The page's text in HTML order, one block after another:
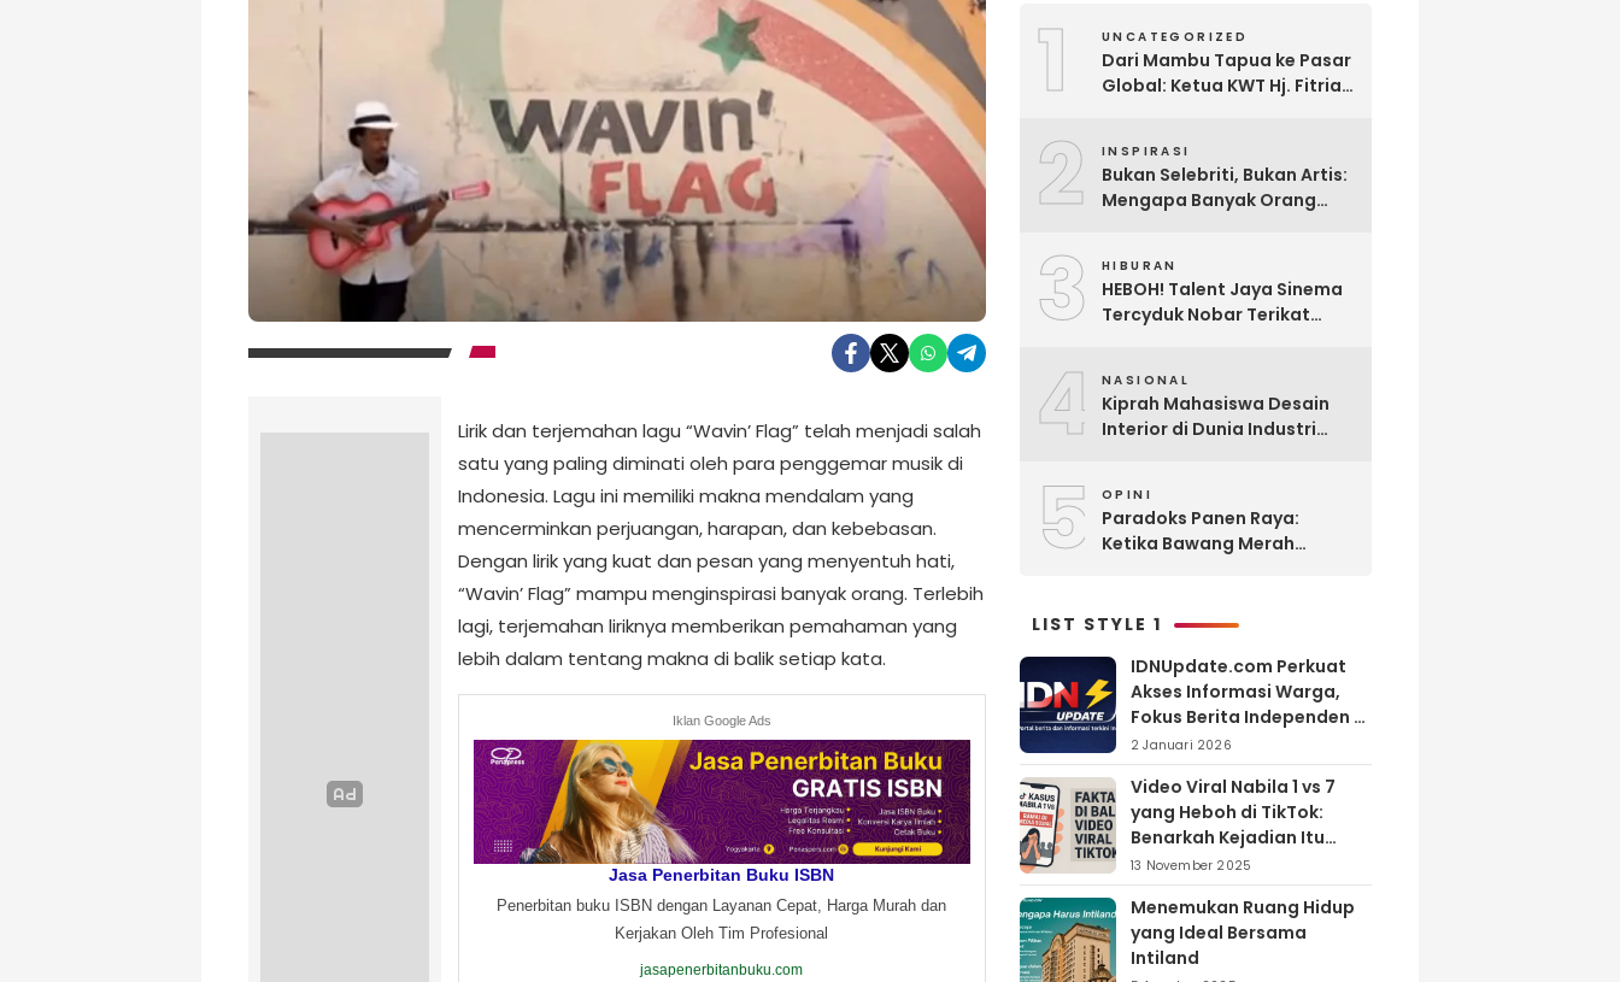
Lirik dan terjemahan lagu “Wavin’ Flag” telah menjadi salah
satu yang paling diminati oleh para penggemar musik di
Indonesia. Lagu ini memiliki makna mendalam yang
mencerminkan perjuangan, harapan, dan kebebasan.
Dengan lirik yang kuat dan pesan yang menyentuh hati,
“Wavin’ Flag” mampu menginspirasi banyak orang. Terlebih
lagi, terjemahan liriknya memberikan pemahaman yang
lebih dalam tentang makna di balik setiap kata.
Iklan Google Ads
Jasa Penerbitan Buku ISBN
Penerbitan buku ISBN dengan Layanan Cepat, Harga Murah dan
Kerjakan Oleh Tim Profesional
jasapenerbitanbuku.com
1 UNCATEGORIZED
Dari Mambu Tapua ke Pasar
Global: Ketua KWT Hj. Fitria
Negeri
2 INSPIRASI
Bukan Selebriti, Bukan Artis:
Mengapa Banyak Orang
3 HIBURAN
HEBOH! Talent Jaya Sinema
Tercyduk Nobar Terikat
4 NASIONAL
Kiprah Mahasiswa Desain
Interior di Dunia Industri
5 OPINI
Paradoks Panen Raya:
Ketika Bawang Merah
LIST STYLE 1
IDNUpdate.com Perkuat
Akses Informasi Warga,
Fokus Berita Independen di
Kabupaten Banyuasin
2 Januari 2026
Video Viral Nabila 1 vs 7
yang Heboh di TikTok:
Benarkah Kejadian Itu
Nyata?
13 November 2025
Menemukan Ruang Hidup
yang Ideal Bersama
Intiland